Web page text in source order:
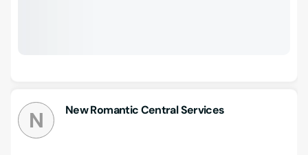
N New Romantic Central Services